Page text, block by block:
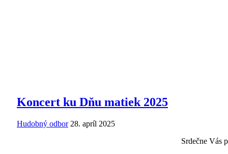
Koncert ku Dňu matiek 2025
Hudobný odbor 28. apríl 2025
Srdečne Vás